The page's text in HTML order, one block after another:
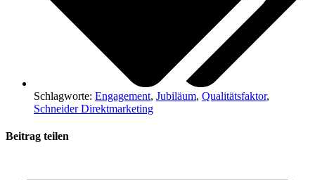
Schlagworte: Engagement, Jubiläum, Qualitätsfaktor,
Schneider Direktmarketing
Beitrag teilen